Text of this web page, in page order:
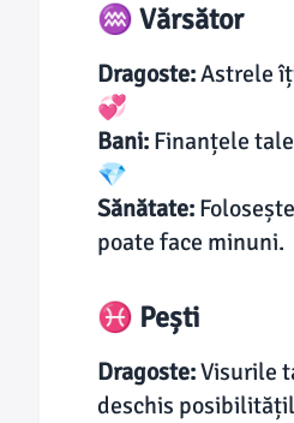
♒ Vărsător
Dragoste:Astrele
💞
Bani: Finanțele
💎
Sănătate:
poate face
♓ Pești
Dragoste:Visurile
deschis